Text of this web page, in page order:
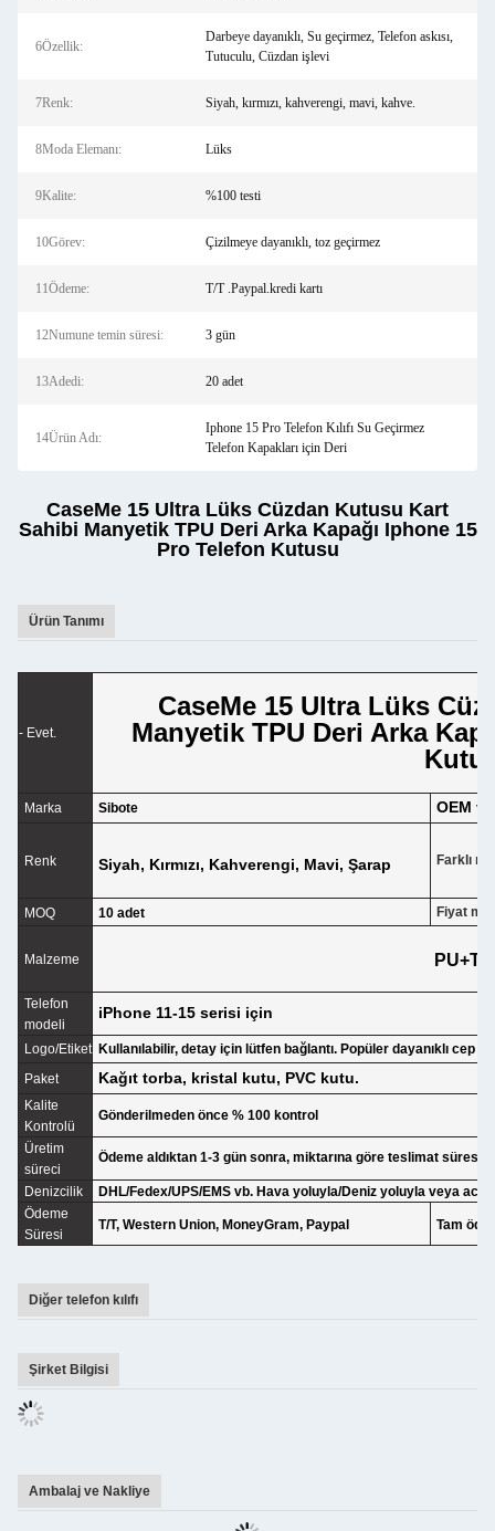
6Özellik:
Darbeye dayanıklı, Su geçirmez, Telefon askısı,
Tutuculu, Cüzdan işlevi
7Renk: Siyah, kırmızı, kahverengi, mavi, kahve.
8Moda Elemanı: Lüks
9Kalite: %100 testi
10Görev: Çizilmeye dayanıklı, toz geçirmez
11Ödeme: T/T .Paypal.kredi kartı
12Numune temin süresi: 3 gün
13Adedi: 20 adet
14Ürün Adı:
Iphone 15 Pro Telefon Kılıfı Su Geçirmez
Telefon Kapakları için Deri
CaseMe 15 Ultra Lüks Cüzdan Kutusu Kart
Sahibi Manyetik TPU Deri Arka Kapağı Iphone 15
Pro Telefon Kutusu
Ürün Tanımı
- Evet.
CaseMe 15 Ultra Lüks
Manyetik TPU Deri Arka
Marka Sibote OEM
Renk Siyah, Kırmızı, Kahverengi, Mavi, Şarap Farklı
MOQ 10 adet Fiyat
Malzeme
Telefon
modeli
iPhone 11-15 serisi için
Logo/Etiket Kullanılabilir, detay için lütfen bağlantı. Popüler dayanıklı cep
Paket
Kağıt torba, kristal kutu, PVC kutu.
Kalite
Kontrolü
Gönderilmeden önce % 100 kontrol
Üretim
süreci
Ödeme aldıktan 1-3 gün sonra, miktarına göre teslimat süresi
Denizcilik
DHL/Fedex/UPS/EMS vb. Hava yoluyla/Deniz yoluyla veya
Ödeme
Süresi
T/T, Western Union, MoneyGram, Paypal Tam
Diğer telefon kılıfı
Şirket Bilgisi
Ambalaj ve Nakliye